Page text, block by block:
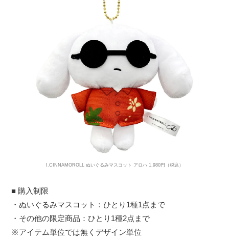
I.CINNAMOROLL ぬいぐるみマスコット アロハ 1,980円（税込）
■ 購入制限
・ぬいぐるみマスコット：ひとり1種1点まで
・その他の限定商品：ひとり1種2点まで
※アイテム単位では無くデザイン単位